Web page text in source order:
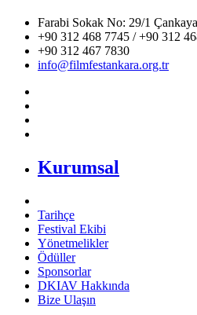
Farabi Sokak No: 29/1
+90 312 468 7745 / +90 312
+90 312 467 7830
info@filmfestankara.org.tr
Kurumsal
Tarihçe
Festival Ekibi
Yönetmelikler
Ödüller
Sponsorlar
DKIAV Hakkında
Bize Ulaşın